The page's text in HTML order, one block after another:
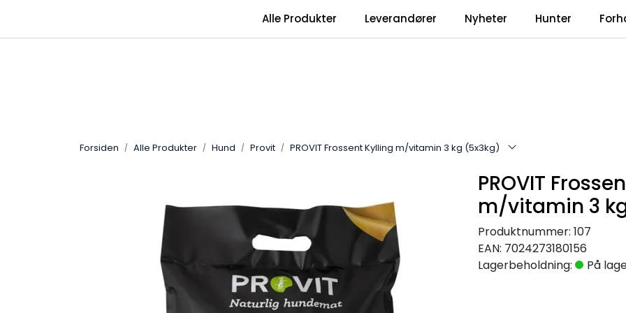
Alle Produkter Leverandører Nyheter Hunter
Forsiden Alle Produkter Hund Provit PROVIT Frossent Kylling m/vitamin 3 kg (5x3kg)
PROVIT
m/vitamin 3
Produktnummer: 107
EAN: 7024273180156
Lagerbeholdning:
På